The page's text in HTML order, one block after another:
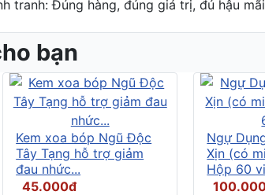
tranh: Đúng hàng, đúng giá trị, đủ hậu
bạn
Kem xoa bóp Ngũ Độc
Tây Tạng hỗ trợ giảm
đau nhức...
45.000đ
Ngự
Xịn (có
Hộp 60